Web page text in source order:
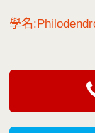
學名